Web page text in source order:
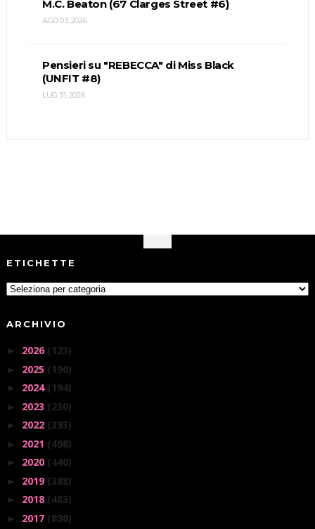
M.C. Beaton (67 Clarges Street #6)
AGO 03, 2026
Pensieri su "REBECCA" di Miss Black
(UNFIT #8)
LUG 31, 2026
ETICHETTE
ARCHIVIO
► 2026 (123)
► 2025 (196)
► 2024 (194)
► 2023 (230)
► 2022 (393)
► 2021 (498)
► 2020 (440)
► 2019 (388)
► 2018 (483)
► 2017 (898)